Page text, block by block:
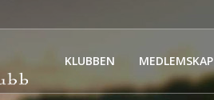
KLUBBEN MEDLEMSKAP